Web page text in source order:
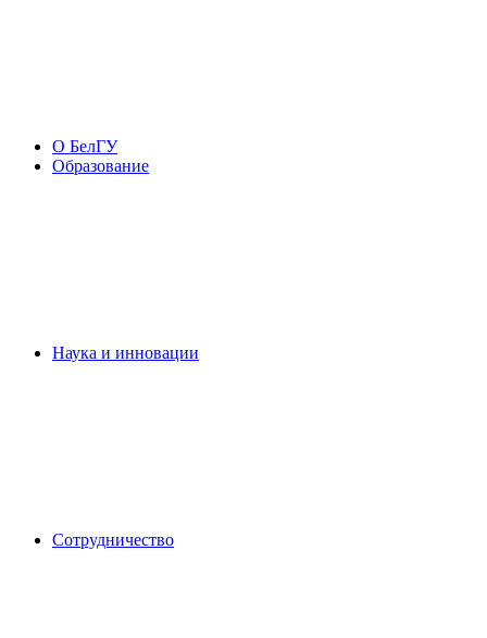
О БелГУ
Образование
Наука и инновации
Сотрудничество